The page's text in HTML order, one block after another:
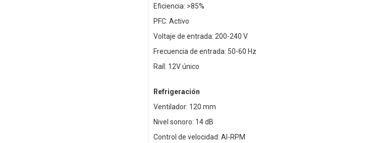
Eficiencia: >85%
PFC: Activo
Voltaje de entrada: 200-240 V
Frecuencia de entrada: 50-60 Hz
Raíl: 12V único
Refrigeración
Ventilador: 120 mm
Nivel sonoro: 14 dB
Control de velocidad: AI-RPM